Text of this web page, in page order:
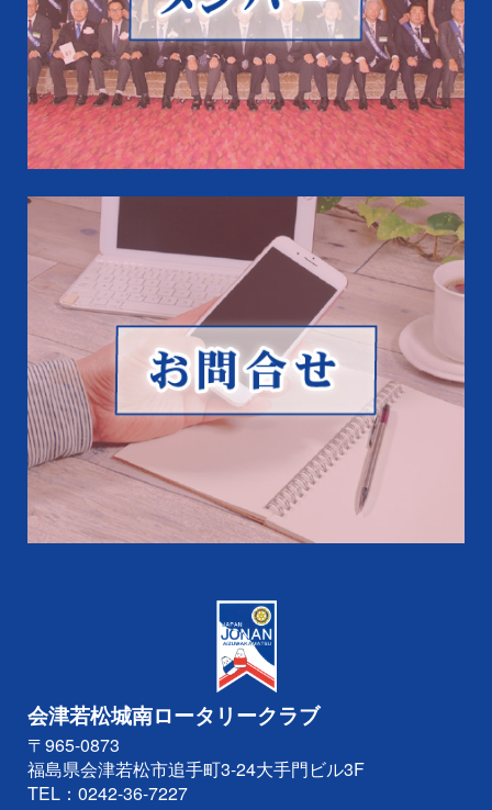
会津若松城南ロータリークラブ
〒965-0873
福島県会津若松市追手町3-24大手門ビル3F
TEL： 0242-36-7227